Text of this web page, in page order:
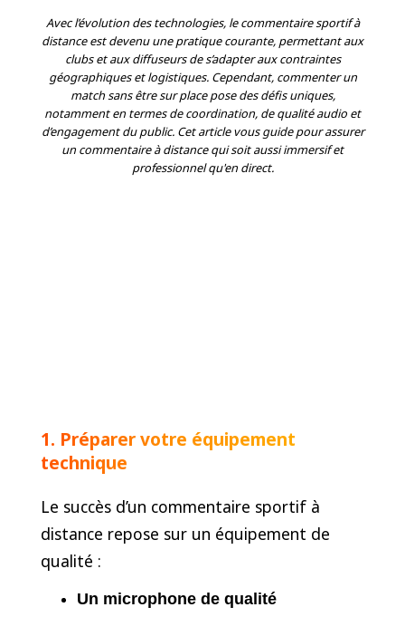
Avec l’évolution des technologies, le commentaire sportif à
distance est devenu une pratique courante, permettant aux
clubs et aux diffuseurs de s’adapter aux contraintes
géographiques et logistiques. Cependant, commenter un
match sans être sur place pose des défis uniques,
notamment en termes de coordination, de qualité audio et
d’engagement du public. Cet article vous guide pour assurer
un commentaire à distance qui soit aussi immersif et
professionnel qu'en direct.
1. Préparer votre équipement
technique
Le succès d’un commentaire sportif à
distance repose sur un équipement de
qualité :
Un microphone de qualité